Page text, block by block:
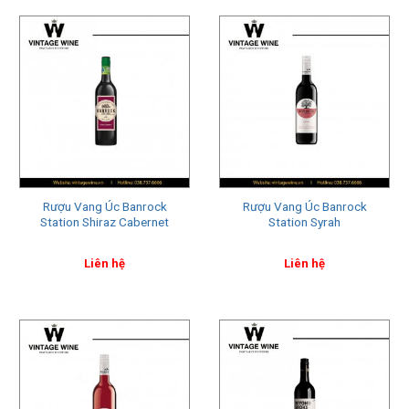
“Rượu Vang Úc”, từ sự đa dạng về hương vị cho đến chất
lượng vượt trội. Đây là những vùng không thể bỏ qua khi
khám phá rượu vang Úc.
Giống Nho Nổi Bật Trong Sản Xuất Rượu Vang
Rượu vang Úc không chỉ nổi bật bởi sự đa dạng về phong
cách mà còn bởi sự đa dạng về các giống nho. Dưới đây là
một số giống nho chính được sử dụng trong sản xuất rượu
vang Úc:
: Đây là giống nho được trồng nhiều nhất ở Úc và
đặc biệt là trong vùng Barossa Valley.
Cabernet Sauvignon
: Giống nho này sản sinh ra những chai
rượu vang đỏ mạnh mẽ, tannin cao, hương vị của trái cây
Rượu Vang Úc Banrock
Station Shiraz Cabernet
Liên hệ
Rượu Vang Úc Banrock
Station Syrah
Liên hệ